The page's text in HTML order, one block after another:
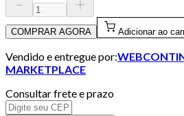
COMPRAR AGORA Adicionar ao
Vendido e entregue por:
MARKETPLACE
Consultar frete e prazo